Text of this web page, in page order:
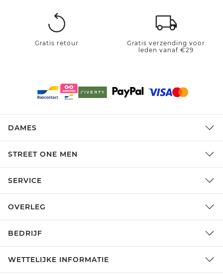
Gratis retour
Gratis verzending voor
leden vanaf €29
DAMES
STREET ONE MEN
SERVICE
OVERLEG
BEDRIJF
WETTELIJKE INFORMATIE